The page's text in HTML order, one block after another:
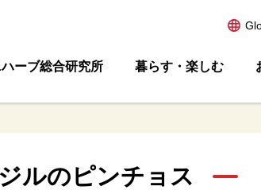
ーブ総合研究所 暮らす・楽しむ
ルのピンチョス